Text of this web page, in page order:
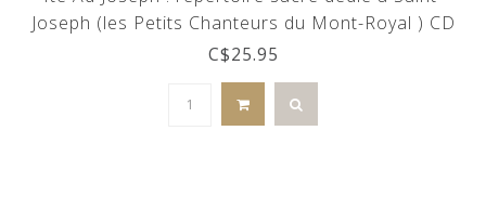
Joseph (les Petits Chanteurs du Mont-Royal ) CD
C$25.95